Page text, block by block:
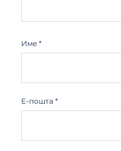
Име *
Е-пошта *